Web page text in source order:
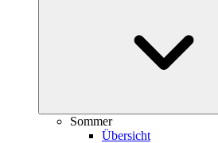
Sommer
Übersicht